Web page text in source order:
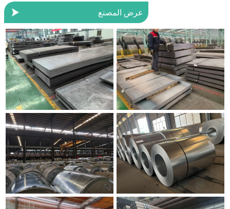
 عرض المصنع